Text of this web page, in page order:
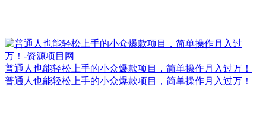
普通人也能轻松上手的小众爆款项目，简单操作月入过万！
普通人也能轻松上手的小众爆款项目，简单操作月入过万！